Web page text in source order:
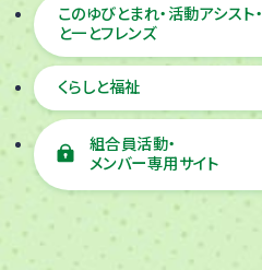
このゆびとまれ・活動アシスト・
と一とフレンズ
くらしと福祉
組合員活動・
メンバー専用サイト